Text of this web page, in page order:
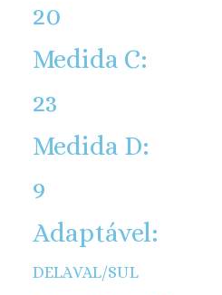
20
Medida C:
23
Medida D:
9
Adaptável:
DELAVAL/SUL